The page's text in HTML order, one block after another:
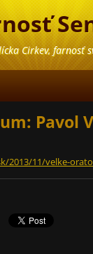
Cirkev, farnosť
Pavol
2013/11/velke-